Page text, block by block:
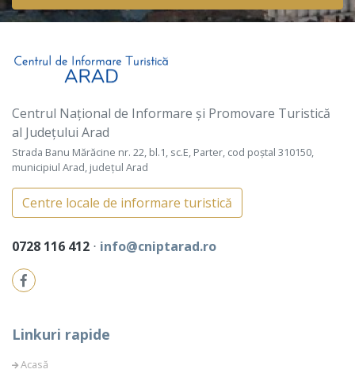
Centrul Național de Informare și Promovare Turistică
al Județului Arad
Strada Banu Mărăcine nr. 22, bl.1, sc.E, Parter, cod poștal 310150,
municipiul Arad, județul Arad
Centre locale de informare turistică
0728 116 412 ⋅ info@cniptarad.ro
Linkuri rapide
Acasă